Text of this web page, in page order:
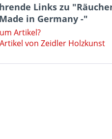
Links zu
in Germany -"
Artikel?
von Zeidler Holzkunst